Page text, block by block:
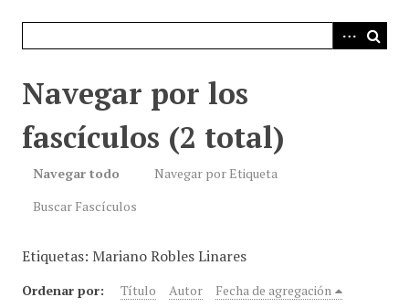
Navegar por los
fascículos (2 total)
Navegar todo
Navegar por Etiqueta
Buscar Fascículos
Etiquetas: Mariano Robles Linares
Ordenar por: Título Autor Fecha de agregación